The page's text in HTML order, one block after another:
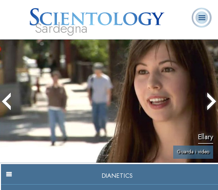
Sardegna
L. Ron Hubbard:
Fondatore
Che cos’è
Scientology?
Ministri
Volontari
Domande
ricorrenti
Libri
Ellary
Guarda i video
DIANETICS